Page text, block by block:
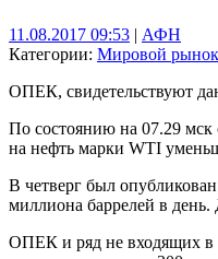
11.08.2017 09:53 | АФН
Категории: Мировой рынок
ОПЕК, свидетельствуют
По состоянию на 07.29 мск
на нефть марки WTI
В четверг был
миллиона баррелей в
ОПЕК и ряд не входящих в